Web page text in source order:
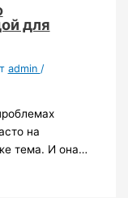
для
admin /
на
тема. И она…